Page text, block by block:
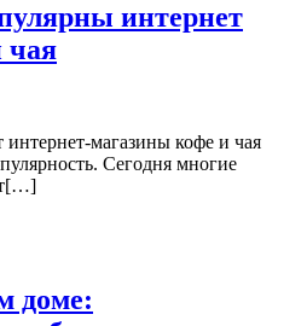
интернет
чая
интернет-магазины кофе и чая
Сегодня многие
доме: